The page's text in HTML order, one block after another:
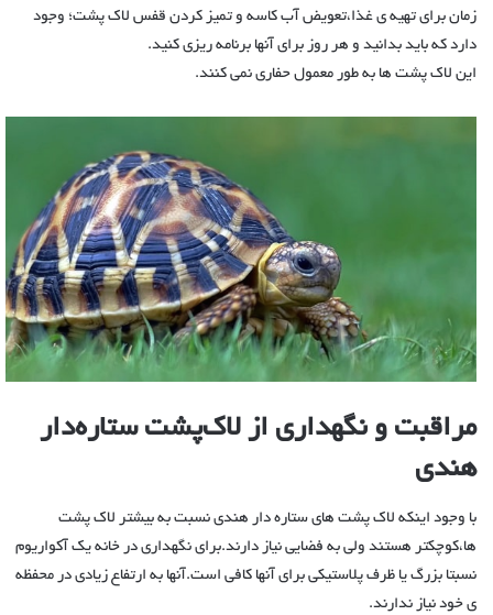
زمان برای تهیه ی غذا،تعویض آب کاسه و تمیز کردن قفس لاک پشت؛ وجود
دارد که باید بدانید و هر روز برای آنها برنامه ریزی کنید.
این لاک پشت ها به طور معمول حفاری نمی کنند.
مراقبت و نگهداری از لاک‌پشت ستاره‌دار
هندی
با وجود اینکه لاک پشت های ستاره دار هندی نسبت به بیشتر لاک پشت
ها،کوچکتر هستند ولی به فضایی نیاز دارند.برای نگهداری در خانه یک آکواریوم
نسبتا بزرگ یا ظرف پلاستیکی برای آنها کافی است.آنها به ارتفاع زیادی در محفظه
ی خود نیاز ندارند.